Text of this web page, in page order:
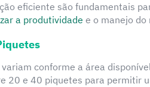
eficiente são fundamentais
a produtividade e o manejo do
conforme a área
20 e 40 piquetes para permitir